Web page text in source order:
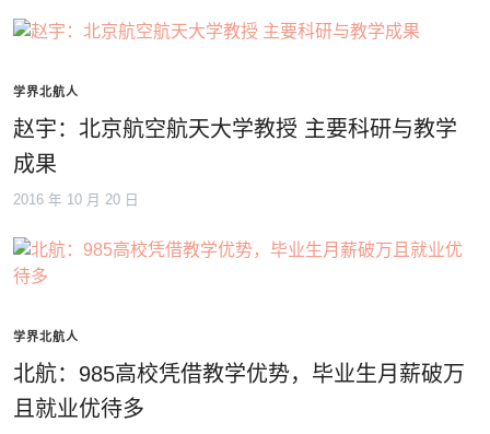
学界北航人
赵宇：北京航空航天大学教授 主要科研与教学
成果
2016 年 10 月 20 日
学界北航人
北航：985高校凭借教学优势，毕业生月薪破万
且就业优待多